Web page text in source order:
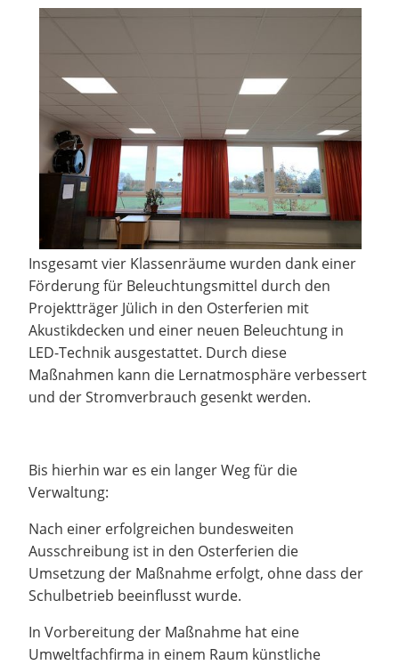
Insgesamt vier Klassenräume wurden dank einer
Förderung für Beleuchtungsmittel durch den
Projektträger Jülich in den Osterferien mit
Akustikdecken und einer neuen Beleuchtung in
LED-Technik ausgestattet. Durch diese
Maßnahmen kann die Lernatmosphäre verbessert
und der Stromverbrauch gesenkt werden.
Bis hierhin war es ein langer Weg für die
Verwaltung:
Nach einer erfolgreichen bundesweiten
Ausschreibung ist in den Osterferien die
Umsetzung der Maßnahme erfolgt, ohne dass der
Schulbetrieb beeinflusst wurde.
In Vorbereitung der Maßnahme hat eine
Umweltfachfirma in einem Raum künstliche